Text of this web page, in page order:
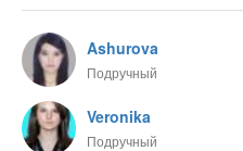
Ashurova
Подручный
Veronika
Подручный